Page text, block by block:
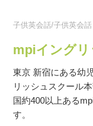
子供英会話/子供英会話
mpiイング
東京 新宿にある幼
リッシュスクール
国約400以上ある
す。